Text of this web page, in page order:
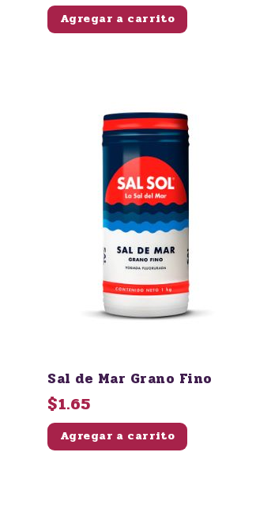
Agregar a carrito
Sal de Mar Grano Fino
$1.65
Agregar a carrito